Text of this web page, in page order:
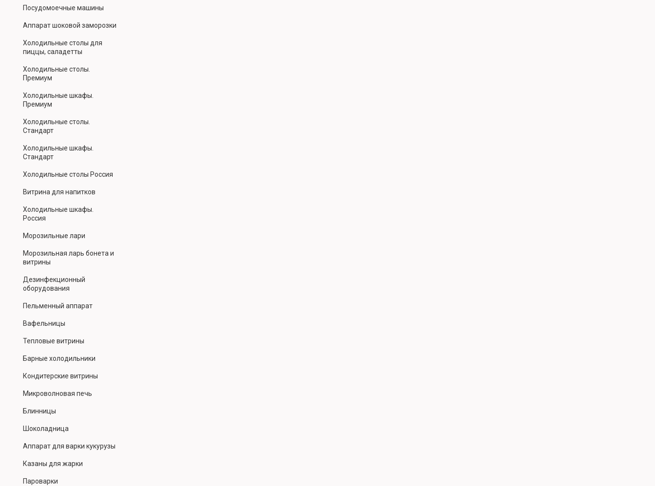
Посудомоечные машины
Аппарат шоковой заморозки
Холодильные столы для
пиццы, саладетты
Холодильные столы.
Премиум
Холодильные шкафы.
Премиум
Холодильные столы.
Стандарт
Холодильные шкафы.
Стандарт
Холодильные столы Россия
Витрина для напитков
Холодильные шкафы.
Россия
Морозильные лари
Морозильная ларь бонета и
витрины
Дезинфекционный
оборудования
Пельменный аппарат
Вафельницы
Тепловые витрины
Барные холодильники
Кондитерские витрины
Микроволновая печь
Блинницы
Шоколадница
Аппарат для варки кукурузы
Казаны для жарки
Пароварки